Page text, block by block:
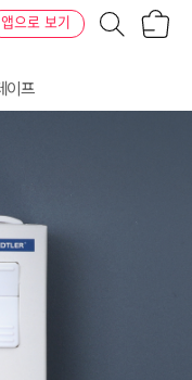
앱으로 보기
이프